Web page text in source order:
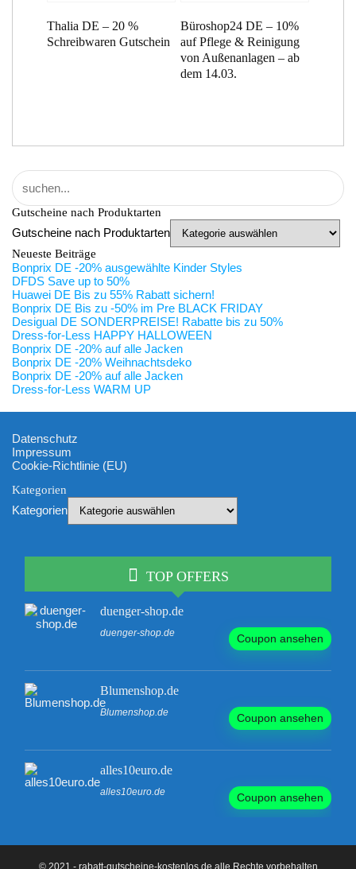
Thalia DE – 20 %
Schreibwaren Gutschein
Büroshop24 DE – 10%
auf Pflege & Reinigung
von Außenanlagen – ab
dem 14.03.
Gutscheine nach Produktarten
Gutscheine nach Produktarten
Neueste Beiträge
Bonprix DE -20% ausgewählte Kinder Styles
DFDS Save up to 50%
Huawei DE Bis zu 55% Rabatt sichern!
Bonprix DE Bis zu -50% im Pre BLACK FRIDAY
Desigual DE SONDERPREISE! Rabatte bis zu 50%
Dress-for-Less HAPPY HALLOWEEN
Bonprix DE -20% auf alle Jacken
Bonprix DE -20% Weihnachtsdeko
Bonprix DE -20% auf alle Jacken
Dress-for-Less WARM UP
Datenschutz
Impressum
Cookie-Richtlinie (EU)
Kategorien
Kategorien
TOP OFFERS
duenger-shop.de
duenger-shop.de Coupon ansehen
Blumenshop.de
Blumenshop.de Coupon ansehen
alles10euro.de
alles10euro.de Coupon ansehen
© 2021 - rabatt-gutscheine-kostenlos.de alle Rechte vorbehalten